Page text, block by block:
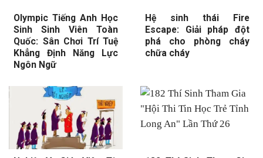
Olympic Tiếng Anh Học
Sinh Sinh Viên Toàn
Quốc: Sân Chơi Trí Tuệ
Khẳng Định Năng Lực
Ngôn Ngữ
Hệ sinh thái Fire
Escape: Giải pháp đột
phá cho phòng cháy
chữa cháy